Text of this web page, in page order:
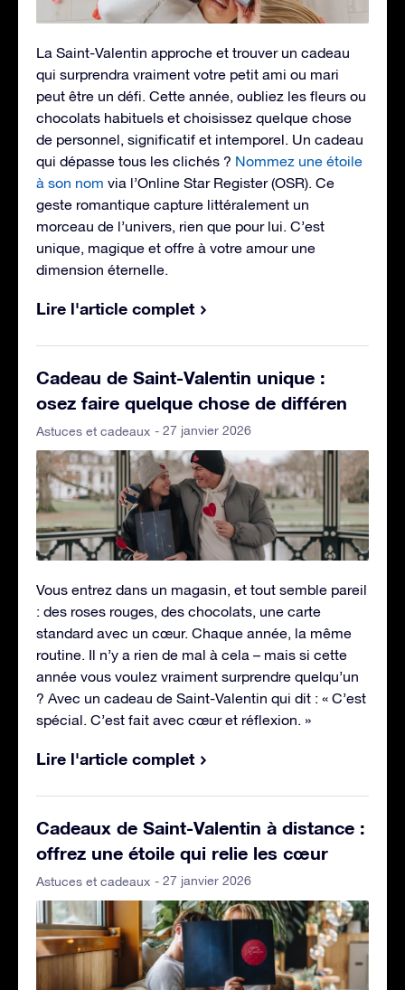
La Saint-Valentin approche et trouver un cadeau
qui surprendra vraiment votre petit ami ou mari
peut être un défi. Cette année, oubliez les fleurs ou
chocolats habituels et choisissez quelque chose
de personnel, significatif et intemporel. Un cadeau
qui dépasse tous les clichés ? Nommez une étoile
à son nom via l’Online Star Register (OSR). Ce
geste romantique capture littéralement un
morceau de l’univers, rien que pour lui. C’est
unique, magique et offre à votre amour une
dimension éternelle.
Lire l'article complet
Cadeau de Saint-Valentin unique :
osez faire quelque chose de différen
Astuces et cadeaux - 27 janvier 2026
Vous entrez dans un magasin, et tout semble pareil
: des roses rouges, des chocolats, une carte
standard avec un cœur. Chaque année, la même
routine. Il n’y a rien de mal à cela – mais si cette
année vous voulez vraiment surprendre quelqu’un
? Avec un cadeau de Saint-Valentin qui dit : « C’est
spécial. C’est fait avec cœur et réflexion. »
Lire l'article complet
Cadeaux de Saint-Valentin à distance :
offrez une étoile qui relie les cœur
Astuces et cadeaux - 27 janvier 2026